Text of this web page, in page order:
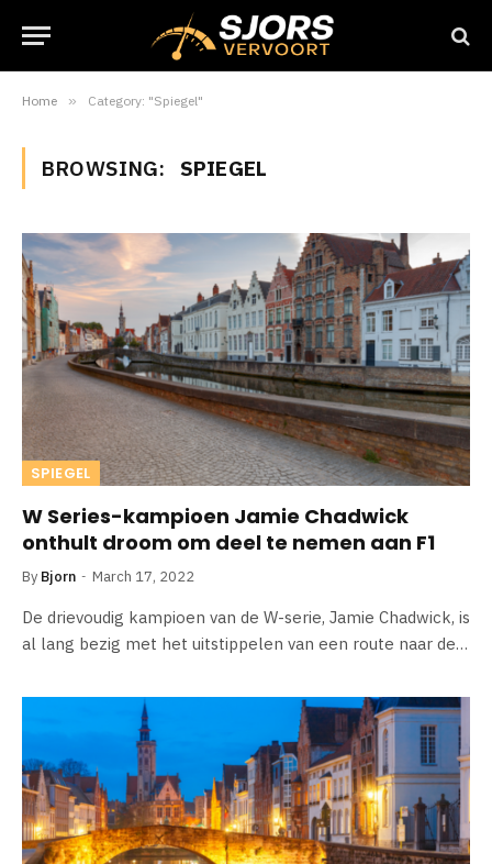
Home » Category: "Spiegel"
BROWSING: SPIEGEL
SPIEGEL
W Series-kampioen Jamie Chadwick
onthult droom om deel te nemen aan F1
By Bjorn March 17, 2022
De drievoudig kampioen van de W-serie, Jamie Chadwick, is
al lang bezig met het uitstippelen van een route naar de…